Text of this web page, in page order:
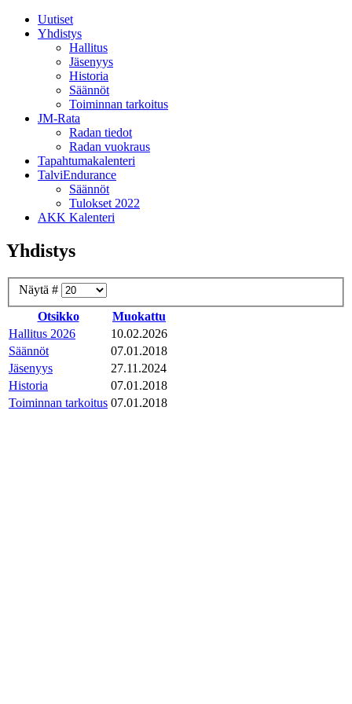
Uutiset
Yhdistys
Hallitus
Jäsenyys
Historia
Säännöt
Toiminnan tarkoitus
JM-Rata
Radan tiedot
Radan vuokraus
Tapahtumakalenteri
TalviEndurance
Säännöt
Tulokset 2022
AKK Kalenteri
Yhdistys
Näytä #
Otsikko
Muokattu
Hallitus 2026
10.02.2026
Säännöt
07.01.2018
Jäsenyys
27.11.2024
Historia
07.01.2018
Toiminnan tarkoitus 07.01.2018